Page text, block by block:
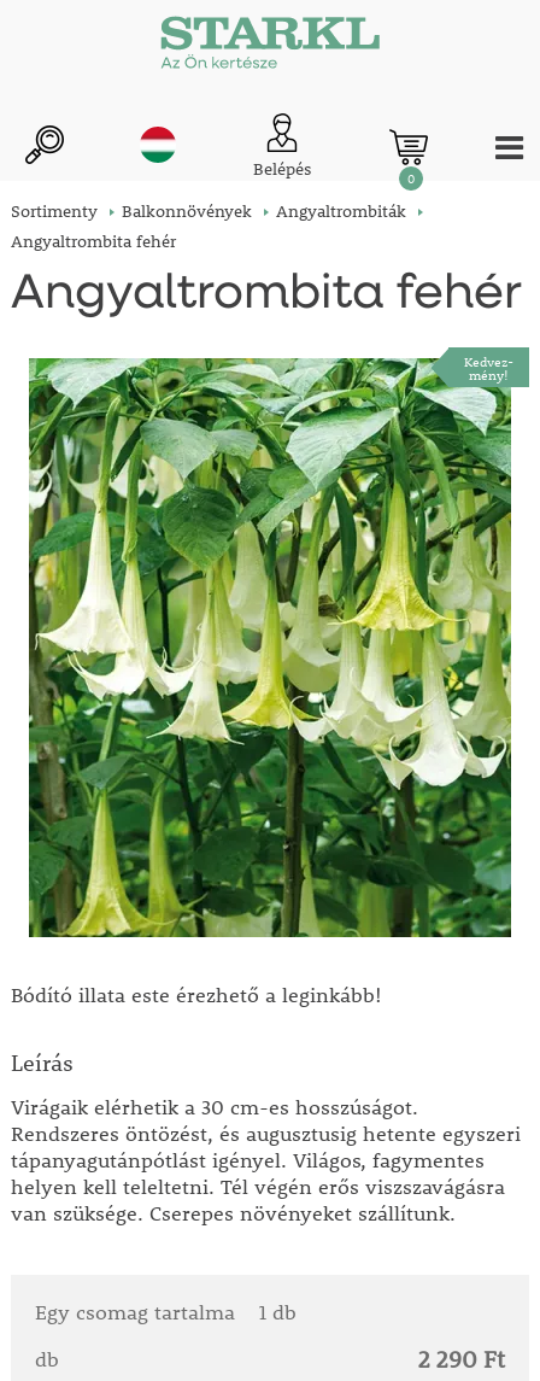
Belépés 0
Sortimenty Balkonnövények
Angyaltrombiták
Angyaltrombita fehér
Angyaltrombita fehér
Kedvez-
mény!
Bódító illata este érezhető a leginkább!
Leírás
Virágaik elérhetik a 30 cm-es hosszúságot.
Rendszeres öntözést, és augusztusig hetente egyszeri
tápanyagutánpótlást igényel. Világos, fagymentes
helyen kell teleltetni. Tél végén erős viszszavágásra
van szüksége. Cserepes növényeket szállítunk.
Egy csomag tartalma
1 db
db
2 290 Ft